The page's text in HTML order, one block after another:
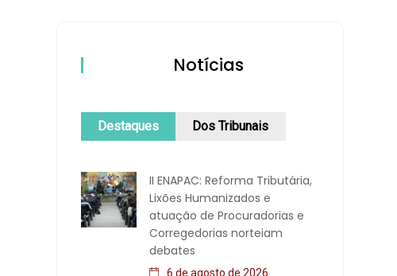
Notícias
Destaques Dos Tribunais
II ENAPAC: Reforma Tributária,
Lixões Humanizados e
atuação de Procuradorias e
Corregedorias norteiam
debates
6 de agosto de 2026